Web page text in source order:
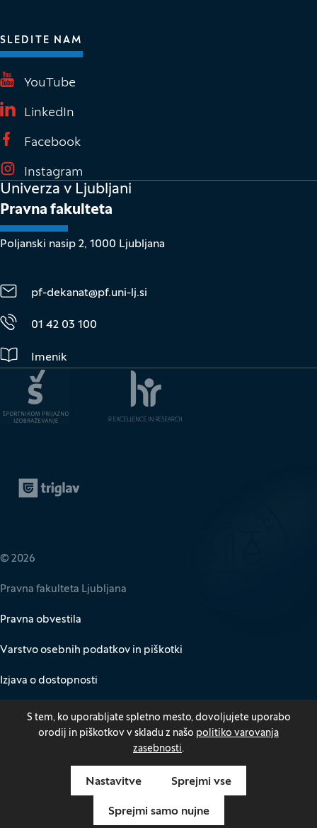
S tem, ko uporabljate spletno mesto, dovoljujete uporabo
orodij in piškotkov v skladu z našo politiko varovanja
zasebnosti.
Nastavitve Sprejmi vse
Sprejmi samo nujne
SLEDITE NAM
YouTube
LinkedIn
Facebook
Instagram
Univerza v Ljubljani
Pravna fakulteta
Poljanski nasip 2, 1000 Ljubljana
pf-dekanat@pf.uni-lj.si
01 42 03 100
Imenik
© 2026
Pravna fakulteta Ljubljana
Pravna obvestila
Varstvo osebnih podatkov in piškotki
Izjava o dostopnosti
Za medije
Odpri pasico za nastavitev piškotkov
Innovatif(Odpre se v novem oknu)